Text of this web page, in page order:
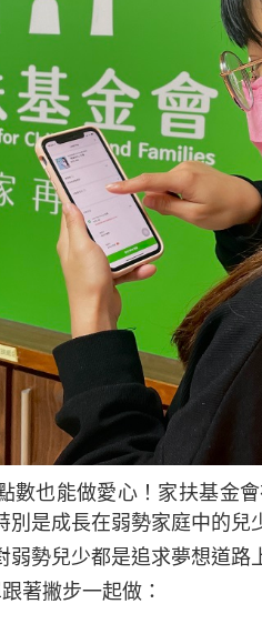
數也能做愛心！家扶基金
是成長在弱勢家庭中的兒
勢兒少都是追求夢想道路
著撇步一起做：